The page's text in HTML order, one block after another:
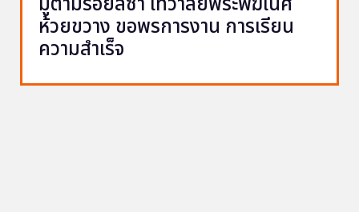
ห้วยขวาง ขอพรการงาน การเรียน
ความสำเร็จ